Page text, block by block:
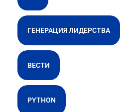
ГЕНЕРАЦИЯ ЛИДЕРСТВА
ВЕСТИ
PYTHON